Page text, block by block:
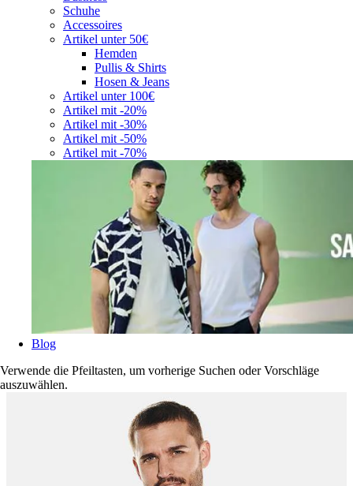
Schuhe
Accessoires
Artikel unter 50€
Hemden
Pullis & Shirts
Hosen & Jeans
Artikel unter 100€
Artikel mit -20%
Artikel mit -30%
Artikel mit -50%
Artikel mit -70%
Blog
Verwende die Pfeiltasten, um vorherige Suchen oder Vorschläge
auszuwählen.